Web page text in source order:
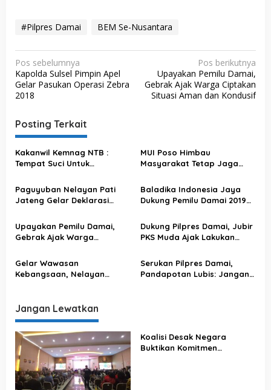
#Pilpres Damai BEM Se-Nusantara
N
a
v
g
a
s
p
s
Pos sebelumnya
Kapolda Sulsel Pimpin Apel
Gelar Pasukan Operasi Zebra
2018
Pos berikutnya
Upayakan Pemilu Damai,
Gebrak Ajak Warga Ciptakan
Situasi Aman dan Kondusif
Posting Terkait
Kakanwil Kemnag NTB :
Tempat Suci Untuk
Politik
MUI Poso Himbau
Masyarakat Tetap Jaga
Tahun Baru
Paguyuban Nelayan Pati
Jateng Gelar Deklarasi
Pilpres Damai 2019
Baladika Indonesia Jaya
Dukung Pemilu Damai 2019
Pendukung Cerdas
Tanggapi Berita
Upayakan Pemilu Damai,
Gebrak Ajak Warga
Kondusif
Dukung Pilpres Damai, Jubir
PKS Muda Ajak Lakukan
Gelar Wawasan
Kebangsaan, Nelayan
Serukan Pilpres Damai,
Pandapotan Lubis: Jangan
Jangan Lewatkan
Koalisi Desak Negara
Buktikan Komitmen